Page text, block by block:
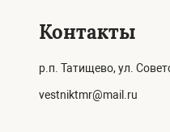
Контакты
р.п. Татищево, ул.
vestniktmr@mail.ru